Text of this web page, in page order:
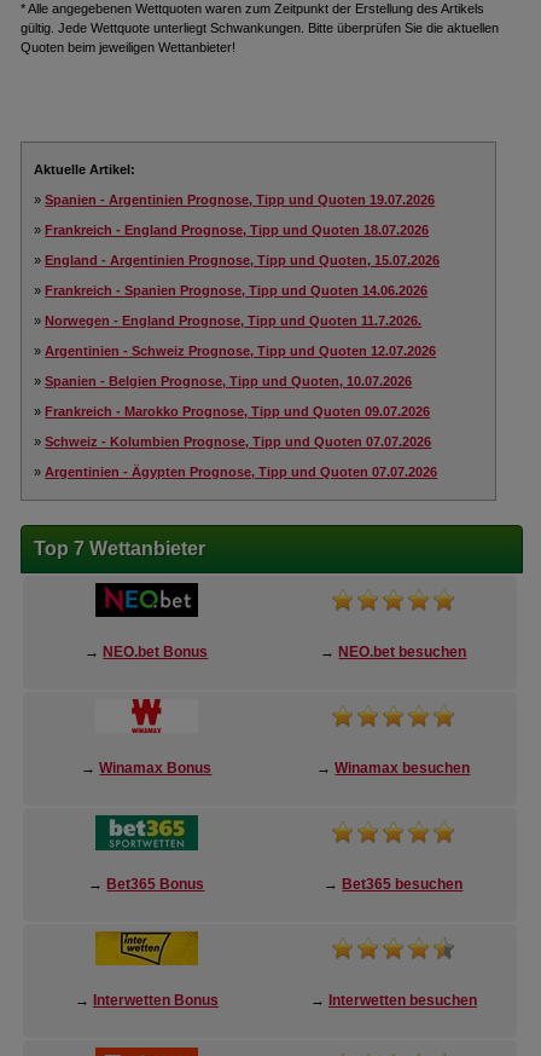
* Alle angegebenen Wettquoten waren zum Zeitpunkt der Erstellung des Artikels
gültig. Jede Wettquote unterliegt Schwankungen. Bitte überprüfen Sie die aktuellen
Quoten beim jeweiligen Wettanbieter!
Aktuelle Artikel:
»Spanien - Argentinien Prognose, Tipp und Quoten 19.07.2026
»Frankreich - England Prognose, Tipp und Quoten 18.07.2026
»England - Argentinien Prognose, Tipp und Quoten, 15.07.2026
»Frankreich - Spanien Prognose, Tipp und Quoten 14.06.2026
»Norwegen - England Prognose, Tipp und Quoten 11.7.2026.
»Argentinien - Schweiz Prognose, Tipp und Quoten 12.07.2026
»Spanien - Belgien Prognose, Tipp und Quoten, 10.07.2026
»Frankreich - Marokko Prognose, Tipp und Quoten 09.07.2026
»Schweiz - Kolumbien Prognose, Tipp und Quoten 07.07.2026
»Argentinien - Ägypten Prognose, Tipp und Quoten 07.07.2026
Top 7 Wettanbieter
→ NEO.bet Bonus → NEO.bet besuchen
→Winamax Bonus →Winamax besuchen
→ Bet365 Bonus → Bet365 besuchen
→ Interwetten Bonus → Interwetten besuchen